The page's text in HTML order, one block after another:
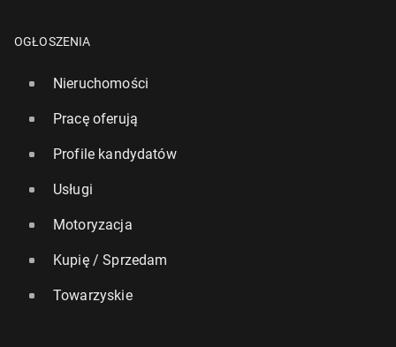
OGŁOSZENIA
Nieruchomości
Pracę oferują
Profile kandydatów
Usługi
Motoryzacja
Kupię / Sprzedam
Towarzyskie